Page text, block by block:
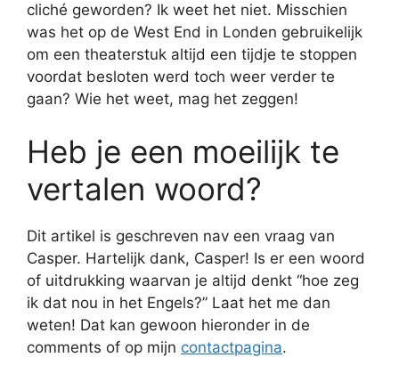
cliché geworden? Ik weet het niet. Misschien
was het op de West End in Londen gebruikelijk
om een theaterstuk altijd een tijdje te stoppen
voordat besloten werd toch weer verder te
gaan? Wie het weet, mag het zeggen!
Heb je een moeilijk te
vertalen woord?
Dit artikel is geschreven nav een vraag van
Casper. Hartelijk dank, Casper! Is er een woord
of uitdrukking waarvan je altijd denkt “hoe zeg
ik dat nou in het Engels?” Laat het me dan
weten! Dat kan gewoon hieronder in de
comments of op mijn contactpagina.